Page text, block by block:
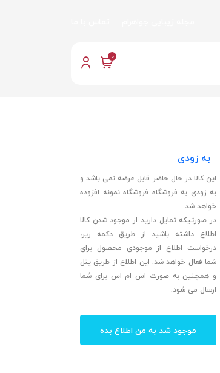
0
به زودی
این کالا در حال حاضر قابل عرضه نمی باشد و
به زودی به فروشگاه فروشگاه نمونه افزوده
خواهد شد.
در صورتیکه تمایل دارید از موجود شدن کالا
اطلاع داشته باشید از طریق دکمه زیر،
درخواست اطلاع از موجودی محصول برای
شما فعال خواهد شد. این اطلاع از طریق پنل
و همچنین به صورت اس ام اس برای شما
ارسال می شود.
موجود شد به من اطلاع بده